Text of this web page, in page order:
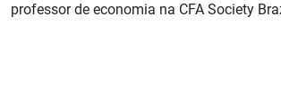
professor de economia na CFA Society